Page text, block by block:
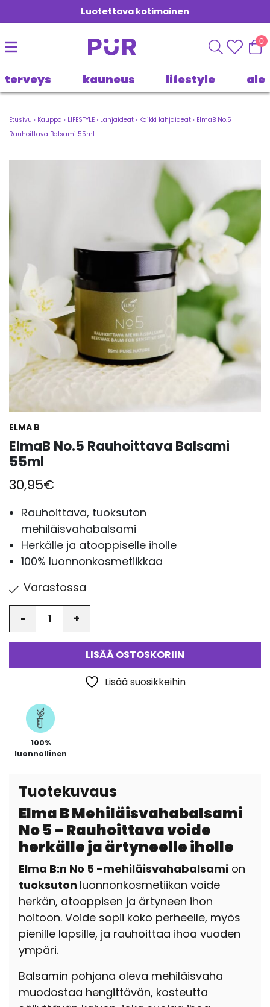
Luotettava kotimainen
0
terveys kauneus lifestyle ale
Etusivu › Kauppa › LIFESTYLE › Lahjaideat › Kaikki lahjaideat › ElmaB No.5
Rauhoittava Balsami 55ml
ELMA B
ElmaB No.5 Rauhoittava Balsami
55ml
30,95€
Rauhoittava, tuoksuton
mehiläisvahabalsami
Herkälle ja atooppiselle iholle
100% luonnonkosmetiikkaa
Varastossa
LISÄÄ OSTOSKORIIN
Lisää suosikkeihin
100%
luonnollinen
Tuotekuvaus
Elma B Mehiläisvahabalsami
No 5 – Rauhoittava voide
herkälle ja ärtyneelle iholle
Elma B:n No 5 -mehiläisvahabalsami on
tuoksuton luonnonkosmetiikan voide
herkän, atooppisen ja ärtyneen ihon
hoitoon. Voide sopii koko perheelle, myös
pienille lapsille, ja rauhoittaa ihoa vuoden
ympäri.
Balsamin pohjana oleva mehiläisvaha
muodostaa hengittävän, kosteutta